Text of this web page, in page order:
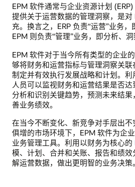
EPM 软件通常与企业资源计划
提供关于运营数据的管理洞察，是对
充。换言之，ERP 负责“运营”业务，
EPM 则负责“管理”业务，即分析、洞
EPM 软件对于当今所有类型的企业
够将财务和运营指标与管理洞察关
制定并有效执行发展战略和计划。
人员可以监视财务和运营结果是否达
分析和识别关键趋势，预测未来结
善业务绩效。
在当今不断变化、新竞争对手层出
俱增的市场环境下，EPM 软件为企
业务管理工具。利用以财务为核心的
模、计划、合并和关账、报告和绩
解运营数据，做出更明智的业务决策。